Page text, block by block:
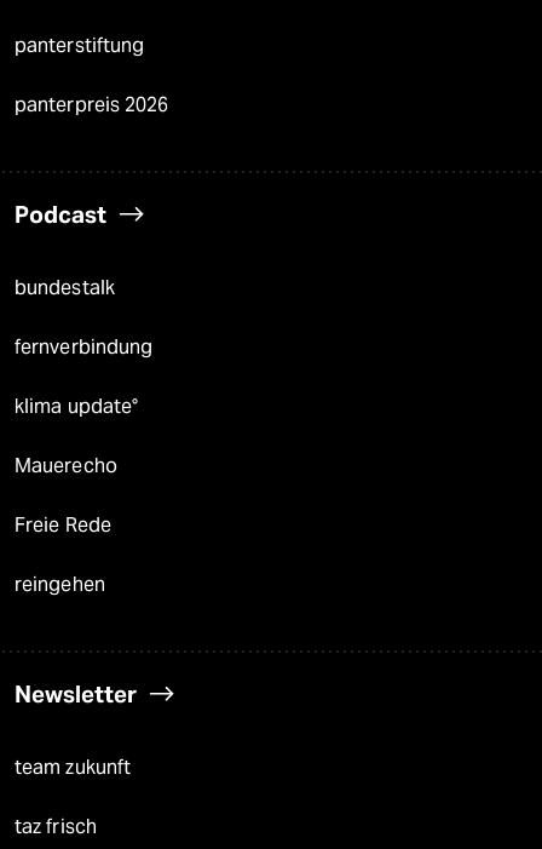
panterstiftung
panterpreis 2026
Podcast
bundestalk
fernverbindung
klima update°
Mauerecho
Freie Rede
reingehen
Newsletter
team zukunft
taz frisch